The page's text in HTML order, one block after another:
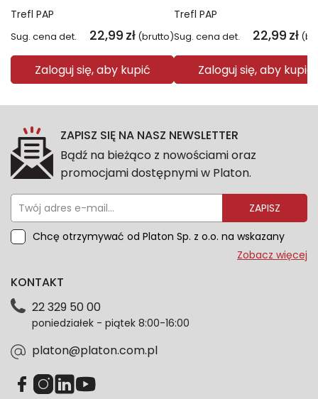
Trefl PAP
Sug. cena det. 22,99 zł (brutto)
Zaloguj się, aby kupić
Trefl PAP
Sug. cena det. 22,99 zł
Zaloguj się, aby kupić
ZAPISZ SIĘ NA NASZ NEWSLETTER
Bądź na bieżąco z nowościami oraz
promocjami dostępnymi w Platon.
ZAPISZ
Chcę otrzymywać od Platon Sp. z o.o. na wskazany
przeze mnie adres e-mail informacje marketingowe
dotyczące danych osobowych znajdziesz w naszej
każdym czasie. Wycofanie zgody nie wpłynie na
zgodność z prawem przetwarzania dokonanego przed
Zobacz więcej
KONTAKT
22 329 50 00
poniedziałek - piątek 8:00-16:00
platon@platon.com.pl